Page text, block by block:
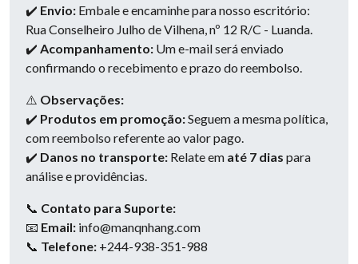
✔️ Envio: Embale e encaminhe para nosso escritório:
Rua Conselheiro Julho de Vilhena, nº 12 R/C - Luanda.
✔️ Acompanhamento: Um e-mail será enviado
confirmando o recebimento e prazo do reembolso.
⚠️ Observações:
✔️ Produtos em promoção:Seguem a mesma política,
com reembolso referente ao valor pago.
✔️ Danos no transporte: Relate em até 7 dias para
análise e providências.
📞 Contato para Suporte:
📧 Email: info@manqnhang.com
📞 Telefone: +244-938-351-988